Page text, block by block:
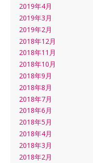
2019年4月
2019年3月
2019年2月
2018年12月
2018年11月
2018年10月
2018年9月
2018年8月
2018年7月
2018年6月
2018年5月
2018年4月
2018年3月
2018年2月